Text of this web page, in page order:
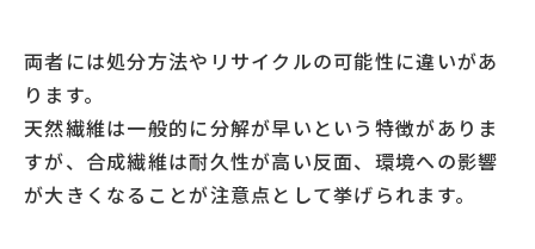
両者には処分方法やリサイクルの可能性に違いがあ
ります。
天然繊維は一般的に分解が早いという特徴がありま
すが、合成繊維は耐久性が高い反面、環境への影響
が大きくなることが注意点として挙げられます。